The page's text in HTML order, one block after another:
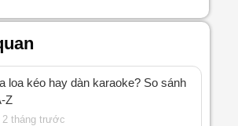
loa kéo hay dàn karaoke? So sánh
Z
2 tháng trước